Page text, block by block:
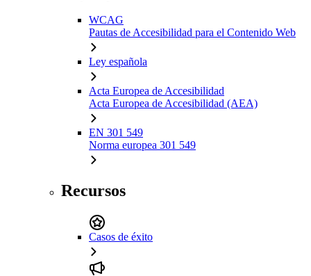
WCAG
Pautas de Accesibilidad para el Contenido Web
Ley española
Acta Europea de Accesibilidad
Acta Europea de Accesibilidad (AEA)
EN 301 549
Norma europea 301 549
Recursos
Casos de éxito